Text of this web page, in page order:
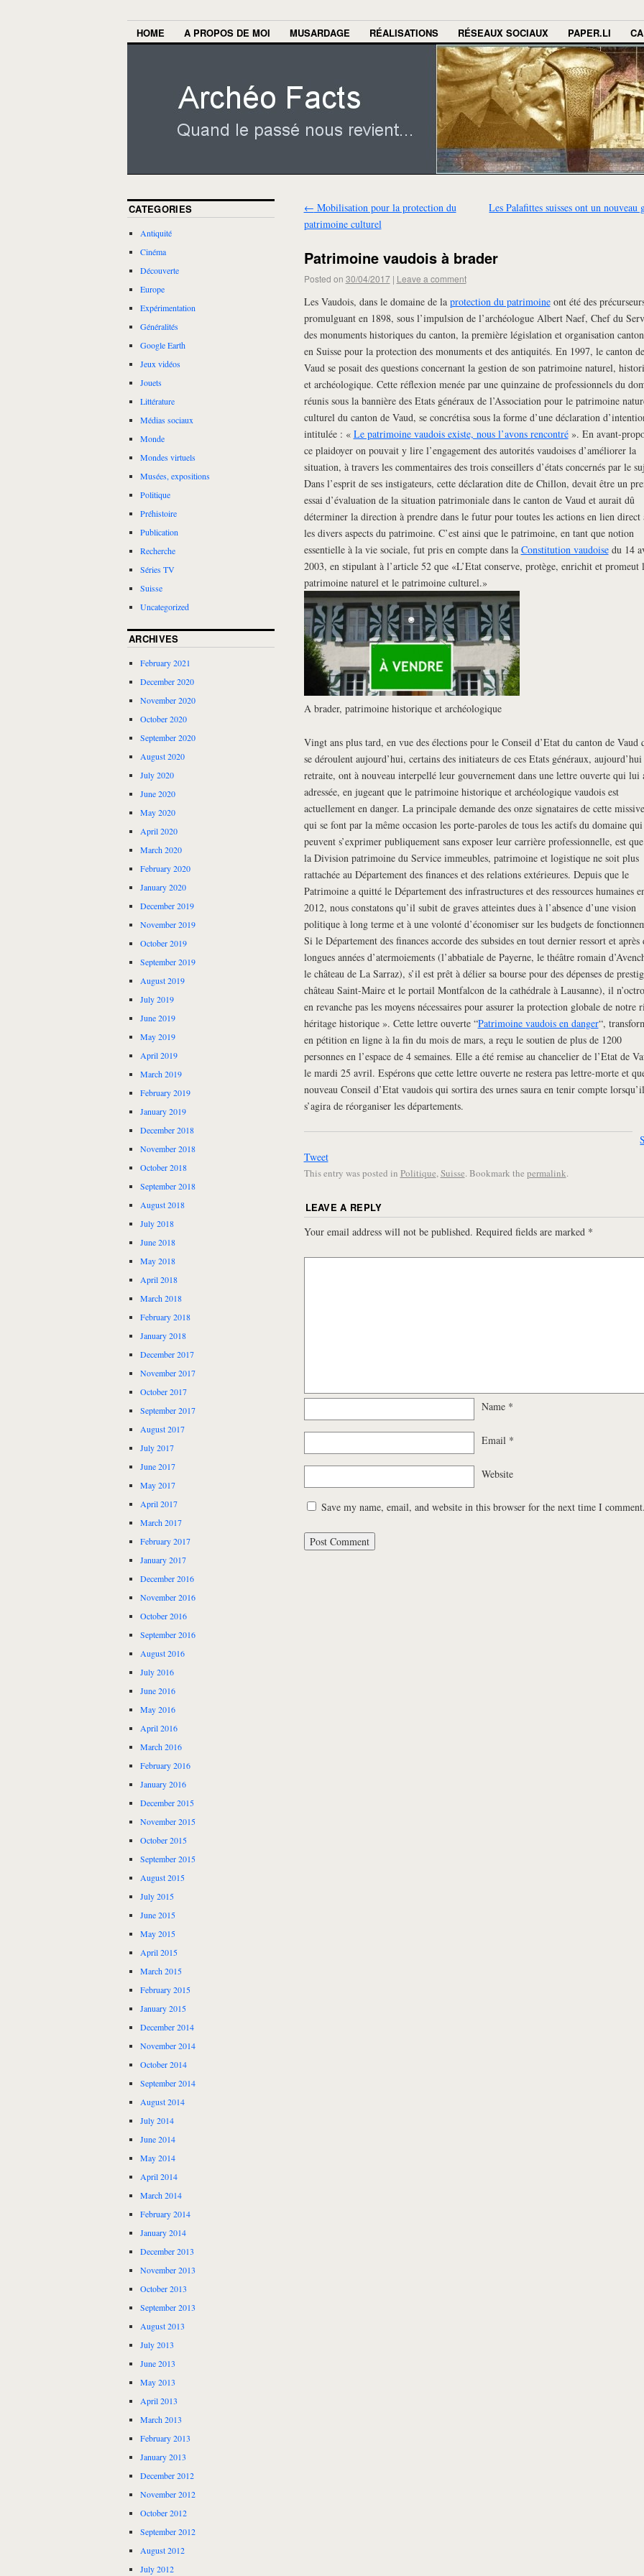
HOME A PROPOS DE MOI MUSARDAGE RÉALISATIONS RÉSEAUX SOCIAUX PAPER.LI
← Mobilisation pour la protection du
patrimoine culturel
Les Palafittes suisses ont un nouveau
Patrimoine vaudois à brader
Posted on 30/04/2017 | Leave a comment
Les Vaudois, dans le domaine de la protection du patrimoineont été des
promulguant en 1898, sous l’impulsion de l’archéologue Albert Naef, Chef du
des monuments historiques du canton, la première législation et organisation
en Suisse pour la protection des monuments et des antiquités. En 1997, le canton de
Vaud se posait des questions concernant la gestion de son patrimoine naturel,
et archéologique. Cette réflexion menée par une quinzaine de professionnels du
réunis sous la bannière des Etats généraux de l’Association pour le patrimoine
culturel du canton de Vaud, se concrétisa sous la forme d’une déclaration
intitulée : « Le patrimoine vaudois existe, nous l’avons rencontré». En avant-
ce plaidoyer on pouvait y lire l’engagement des autorités vaudoises d’améliorer la
situation, à travers les commentaires des trois conseillers d’états concernés par le
Dans l’esprit de ses instigateurs, cette déclaration dite de Chillon, devait être un
essai d’évaluation de la situation patrimoniale dans le canton de Vaud et aurait dû
déterminer la direction à prendre dans le futur pour toutes les actions en lien direct
les divers aspects du patrimoine. C’est ainsi que le patrimoine, en tant que notion
essentielle à la vie sociale, fut pris en compte dans la Constitution vaudoisedu 14
2003, en stipulant à l’article 52 que «L’Etat conserve, protège, enrichit et promeut
patrimoine naturel et le patrimoine culturel.»
A brader, patrimoine historique et archéologique
Vingt ans plus tard, en vue des élections pour le Conseil d’Etat du canton de Vaud
se déroulent aujourd’hui, certains des initiateurs de ces Etats généraux,
retraite, ont à nouveau interpellé leur gouvernement dans une lettre ouverte qui lui
adressée, en jugeant que le patrimoine historique et archéologique vaudois est
actuellement en danger. La principale demande des onze signataires de cette
qui se font par la même occasion les porte-paroles de tous les actifs du domaine
peuvent s’exprimer publiquement sans exposer leur carrière professionnelle, est
la Division patrimoine du Service immeubles, patrimoine et logistique ne soit plus
rattachée au Département des finances et des relations extérieures. Depuis que le
Patrimoine a quitté le Département des infrastructures et des ressources humaines
2012, nous constatons qu’il subit de graves atteintes dues à l’absence d’une vision
politique à long terme et à une volonté d’économiser sur les budgets de
Si le Département des finances accorde des subsides en tout dernier ressort et après
longues années d’atermoiements (l’abbatiale de Payerne, le théâtre romain
le château de La Sarraz), s’il est prêt à délier sa bourse pour des dépenses de
château Saint-Maire et le portail Montfalcon de la cathédrale à Lausanne), il
en revanche pas les moyens nécessaires pour assurer la protection globale de notre
héritage historique ». Cette lettre ouverte “Patrimoine vaudois en danger“,
en pétition en ligne à la fin du mois de mars, a reçu le soutien de plus de 1200
personnes en l’espace de 4 semaines. Elle a été remise au chancelier de l’Etat de
le mardi 25 avril. Espérons que cette lettre ouverte ne restera pas lettre-morte et
nouveau Conseil d’Etat vaudois qui sortira des urnes saura en tenir compte lorsqu’il
s’agira de réorganiser les départements.
Tweet
This entry was posted in Politique,Suisse. Bookmark the permalink.
LEAVE A REPLY
Your email address will not be published. Required fields are marked *
Name *
Email *
Website
Save my name, email, and website in this browser for the next time I
CATEGORIES
Antiquité
Cinéma
Découverte
Europe
Expérimentation
Généralités
Google Earth
Jeux vidéos
Jouets
Littérature
Médias sociaux
Monde
Mondes virtuels
Musées, expositions
Politique
Préhistoire
Publication
Recherche
Séries TV
Suisse
Uncategorized
ARCHIVES
February 2021
December 2020
November 2020
October 2020
September 2020
August 2020
July 2020
June 2020
May 2020
April 2020
March 2020
February 2020
January 2020
December 2019
November 2019
October 2019
September 2019
August 2019
July 2019
June 2019
May 2019
April 2019
March 2019
February 2019
January 2019
December 2018
November 2018
October 2018
September 2018
August 2018
July 2018
June 2018
May 2018
April 2018
March 2018
February 2018
January 2018
December 2017
November 2017
October 2017
September 2017
August 2017
July 2017
June 2017
May 2017
April 2017
March 2017
February 2017
January 2017
December 2016
November 2016
October 2016
September 2016
August 2016
July 2016
June 2016
May 2016
April 2016
March 2016
February 2016
January 2016
December 2015
November 2015
October 2015
September 2015
August 2015
July 2015
June 2015
May 2015
April 2015
March 2015
February 2015
January 2015
December 2014
November 2014
October 2014
September 2014
August 2014
July 2014
June 2014
May 2014
April 2014
March 2014
February 2014
January 2014
December 2013
November 2013
October 2013
September 2013
August 2013
July 2013
June 2013
May 2013
April 2013
March 2013
February 2013
January 2013
December 2012
November 2012
October 2012
September 2012
August 2012
July 2012